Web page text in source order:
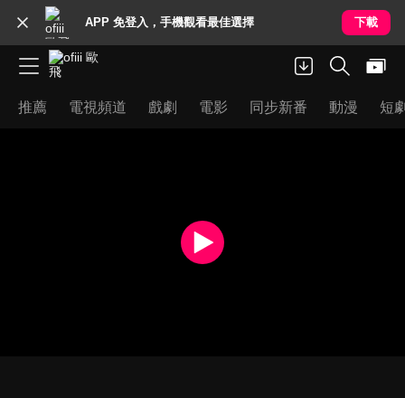
APP 免登入，手機觀看最佳選擇 下載
推薦 電視頻道 戲劇 電影 同步新番 動漫 短